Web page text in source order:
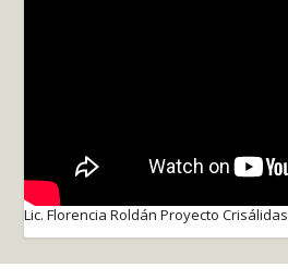
Lic. Florencia Roldán Proyecto Crisálidas